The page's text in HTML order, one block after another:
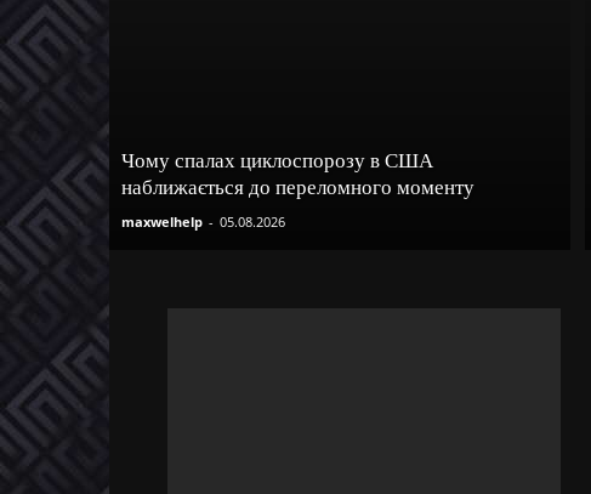
Чому спалах циклоспорозу в США
наближається до переломного моменту
maxwelhelp - 05.08.2026